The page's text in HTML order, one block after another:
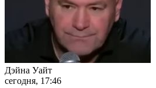
Дэйна Уайт
сегодня, 17:46